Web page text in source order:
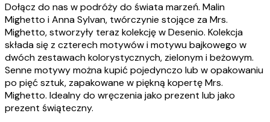
Dołącz do nas w podróży do świata marzeń. Malin
Mighetto i Anna Sylvan, twórczynie stojące za Mrs.
Mighetto, stworzyły teraz kolekcję w Desenio. Kolekcja
składa się z czterech motywów i motywu bajkowego w
dwóch zestawach kolorystycznych, zielonym i beżowym.
Senne motywy można kupić pojedynczo lub w opakowaniu
po pięć sztuk, zapakowane w piękną kopertę Mrs.
Mighetto. Idealny do wręczenia jako prezent lub jako
prezent świąteczny.